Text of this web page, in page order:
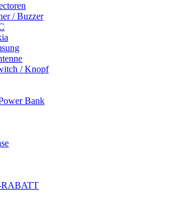
/ Buzzer
/ Knopf
Bank
RABATT